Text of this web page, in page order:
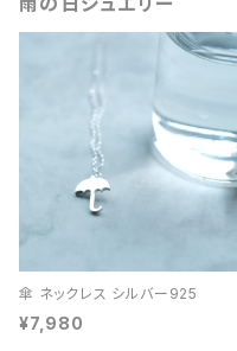
傘 ネックレス シルバー925
¥7,980